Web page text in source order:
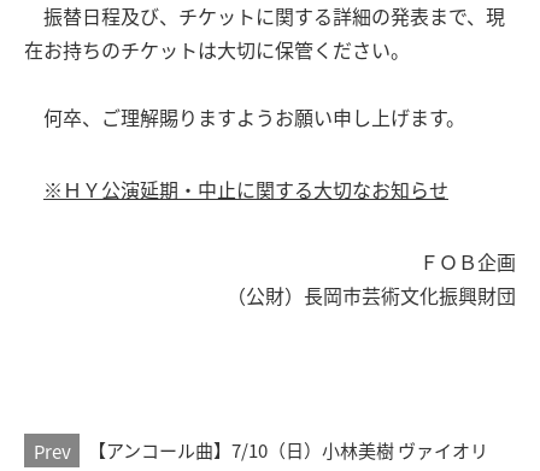
振替日程及び、チケットに関する詳細の発表まで、現
在お持ちのチケットは大切に保管ください。
何卒、ご理解賜りますようお願い申し上げます。
※ＨＹ公演延期・中止に関する大切なお知らせ
ＦＯＢ企画
（公財）長岡市芸術文化振興財団
Prev
【アンコール曲】7/10（日）小林美樹 ヴァイオリ